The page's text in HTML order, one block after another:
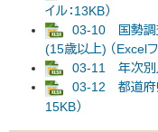
イル：13KB）
03-10 国勢調
(15歳以上) （Excelフ
03-11 年次別
03-12 都道府
15KB）